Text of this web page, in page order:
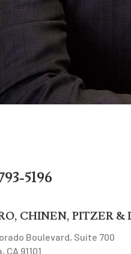
5196
CHINEN, PITZER &
Boulevard, Suite 700
CA 91101